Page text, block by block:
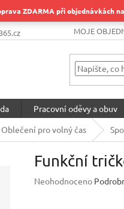
ZDARMA při objednávkách
MOJE
Pracovní oděvy a obuv
Oblečení pro volný čas
Funkční
Průměrné
Neohodnoceno